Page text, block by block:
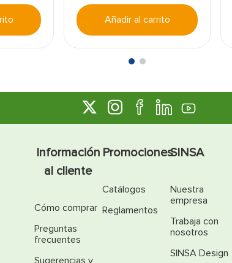
Añadir al carrito
Información
al cliente
Cómo comprar
Preguntas
frecuentes
Sugerencias y
Promociones
Catálogos
Reglamentos
SINSA
Nuestra
empresa
Trabaja con
nosotros
SINSA Design